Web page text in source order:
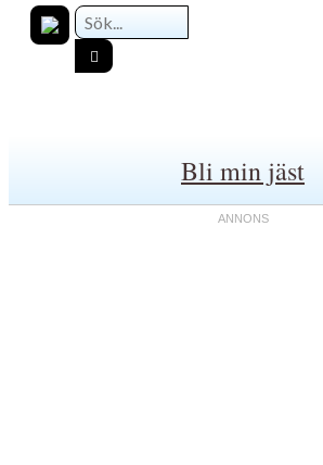
Bli min jäst